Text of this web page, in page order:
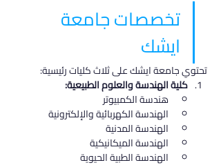
تخصصات جامعة
ايشك
تحتوي جامعة ايشك على ثلاث كليات رئيسية:
كلية الهندسة والعلوم الطبيعية:
هندسة الكمبيوتر
الهندسة الكهربائية والإلكترونية
الهندسة المدنية
الهندسة الميكانيكية
الهندسة الطبية الحيوية